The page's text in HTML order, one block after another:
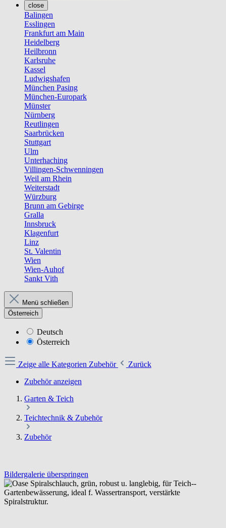
close
Balingen
Esslingen
Frankfurt am Main
Heidelberg
Heilbronn
Karlsruhe
Kassel
Ludwigshafen
München Pasing
München-Europark
Münster
Nürnberg
Reutlingen
Saarbrücken
Stuttgart
Ulm
Unterhaching
Villingen-Schwenningen
Weil am Rhein
Weiterstadt
Würzburg
Brunn am Gebirge
Gralla
Innsbruck
Klagenfurt
Linz
St. Valentin
Wien
Wien-Auhof
Sankt Vith
Menü schließen
Österreich
Deutsch
Österreich
Zeige alle Kategorien Zubehör
Zurück
Zubehör anzeigen
Garten & Teich
Teichtechnik & Zubehör
Zubehör
Bildergalerie überspringen